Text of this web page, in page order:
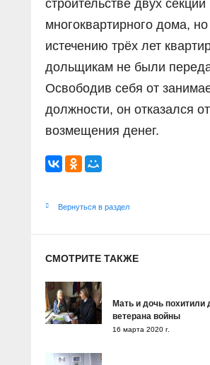
строительстве двух секций
многоквартирного дома,
истечению трёх лет
дольщикам не были
Освободив себя от
должности, он отказался от
возмещения денег.
Вернуться в раздел
СМОТРИТЕ ТАКЖЕ
Мать и дочь похитили
ветерана войны
16 марта 2020 г.